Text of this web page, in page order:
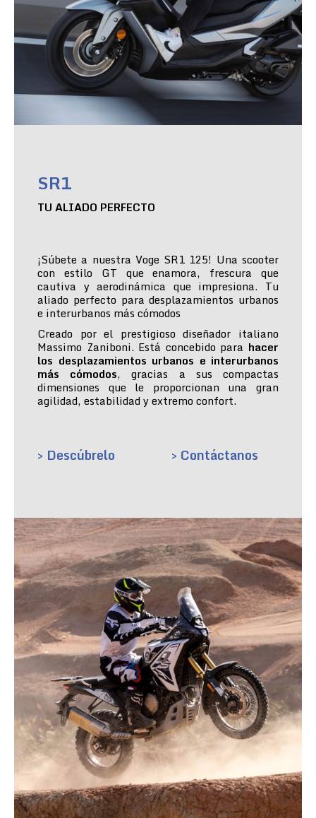
SR1
TU ALIADO PERFECTO
¡Súbete a nuestra Voge SR1 125! Una scooter
con estilo GT que enamora, frescura que
cautiva y aerodinámica que impresiona. Tu
aliado perfecto para desplazamientos urbanos
e interurbanos más cómodos
Creado por el prestigioso diseñador italiano
Massimo Zaniboni. Está concebido para hacer
los desplazamientos urbanos e interurbanos
más cómodos, gracias a sus compactas
dimensiones que le proporcionan una gran
agilidad, estabilidad y extremo confort.
> Descúbrelo > Contáctanos